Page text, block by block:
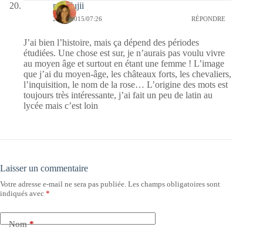
missfujii
27/10/2015/07:26 RÉPONDRE
J’ai bien l’histoire, mais ça dépend des périodes
étudiées. Une chose est sur, je n’aurais pas voulu vivre
au moyen âge et surtout en étant une femme ! L’image
que j’ai du moyen-âge, les châteaux forts, les chevaliers,
l’inquisition, le nom de la rose… L’origine des mots est
toujours très intéressante, j’ai fait un peu de latin au
lycée mais c’est loin
Laisser un commentaire
Votre adresse e-mail ne sera pas publiée. Les champs obligatoires sont
indiqués avec *
Nom*